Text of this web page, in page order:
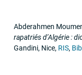
Abderahmen
rapatriés d’Algérie :
Gandini, Nice, RIS,